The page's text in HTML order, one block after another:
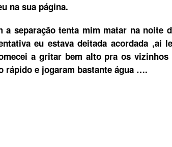
na sua página.
a separação tenta mim matar na noite
eu estava deitada acordada ,ai
a gritar bem alto pra os
rápido e jogaram bastante água ….